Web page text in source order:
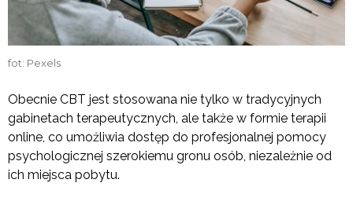
fot: Pexels
Obecnie CBT jest stosowana nie tylko w tradycyjnych
gabinetach terapeutycznych, ale także w formie terapii
online, co umożliwia dostęp do profesjonalnej pomocy
psychologicznej szerokiemu gronu osób, niezależnie od
ich miejsca pobytu.